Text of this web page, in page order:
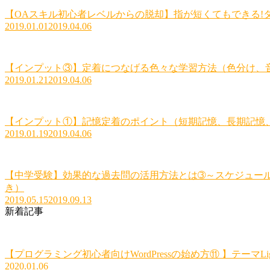
【OAスキル初心者レベルからの脱却】指が短くてもできる!
2019.01.01 2019.04.06
【インプット③】定着につなげる色々な学習方法（色分け、
2019.01.21 2019.04.06
【インプット①】記憶定着のポイント（短期記憶、長期記憶
2019.01.192019.04.06
【中学受験】効果的な過去問の活用方法とは➂～スケジュ
き）
2019.05.152019.09.13
新着記事
【プログラミング初心者向けWordPressの始め方⑪ 】テーマ
2020.01.06